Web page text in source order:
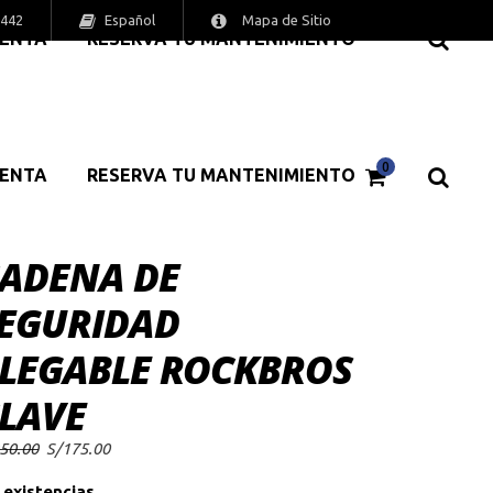
Español Mapa de Sitio
RESERVA TU MANTENIMIENTO 0
RESERVA TU MANTENIMIENTO
DE
ROCKBROS
El
precio
S/175.00El